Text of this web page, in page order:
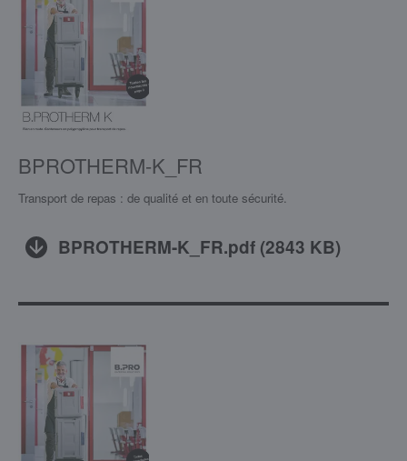
BPROTHERM-K_FR
Transport de repas : de qualité et en toute sécurité.
BPROTHERM-K_FR.pdf (2843 KB)